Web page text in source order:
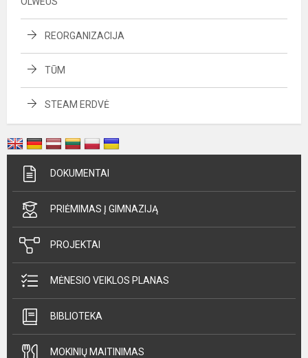
REORGANIZACIJA
TŪM
STEAM ERDVĖ
DOKUMENTAI
PRIĖMIMAS Į GIMNAZIJĄ
PROJEKTAI
MĖNESIO VEIKLOS PLANAS
BIBLIOTEKA
MOKINIŲ MAITINIMAS